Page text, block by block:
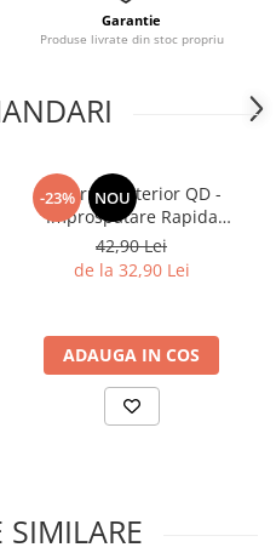
Garantie
Produse livrate din stoc propriu
-23% NOU
Deturner Interior QD -
Improspatare Rapida
Interior cu Finisaj Mat si
Siguranta pentru Ecrane
LCD 250ml
42,90 Lei
de la 32,90 Lei
ADAUGA IN COS
SIMILARE